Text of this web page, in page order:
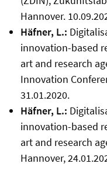
Hannover.
Häfner, L.:
innovation-based
art and research
Innovation
31.01.2020.
Häfner, L.:
innovation-based
art and research
Hannover,